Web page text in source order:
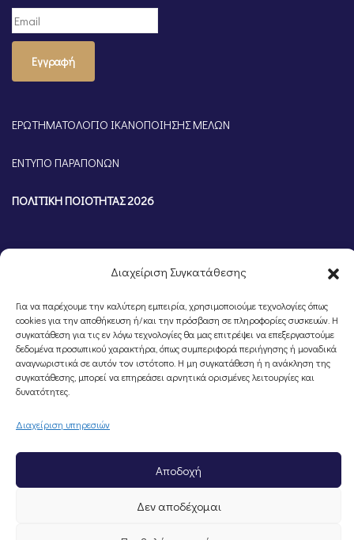
Διαχείριση Συγκατάθεσης
Για να παρέχουμε την καλύτερη εμπειρία, χρησιμοποιούμε τεχνολογίες όπως
cookies για την αποθήκευση ή/και την πρόσβαση σε πληροφορίες συσκευών. Η
συγκατάθεση για τις εν λόγω τεχνολογίες θα μας επιτρέψει να επεξεργαστούμε
δεδομένα προσωπικού χαρακτήρα, όπως συμπεριφορά περιήγησης ή μοναδικά
αναγνωριστικά σε αυτόν τον ιστότοπο. Η μη συγκατάθεση ή η ανάκληση της
συγκατάθεσης, μπορεί να επηρεάσει αρνητικά ορισμένες λειτουργίες και
δυνατότητες.
Διαχείριση υπηρεσιών
Αποδοχή
Δεν αποδέχομαι
Εγγραφή
ΕΡΩΤΗΜΑΤΟΛΟΓΙΟ ΙΚΑΝΟΠΟΙΗΣΗΣ ΜΕΛΩΝ
ΕΝΤΥΠΟ ΠΑΡΑΠΟΝΩΝ
ΠΟΛΙΤΙΚΗ ΠΟΙΟΤΗΤΑΣ 2026
©Portal Επιμελητηρίου Ημαθίας, Powered byKnowledge A.E.